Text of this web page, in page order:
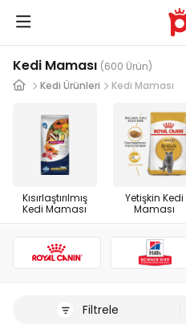
Kedi Maması (600 Ürün)
Kedi Ürünleri
Kedi Maması
Kısırlaştırılmış
Kedi Maması
Yetişkin Kedi
Maması
Filtrele